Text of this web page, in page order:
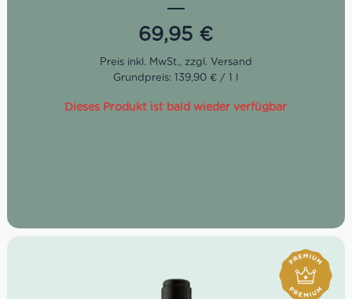
sehr hoch ist. Die Winter bleiben dank des Macaja milde
und alles wird erinnert, dass das warme Meer nicht weit
Im Geschmack ist der Macaja Gin reich mit Noten von
Zitrusfrüchten. Im Bukett entfalten sich auf natürliche Art
schrittweise die Aromen von 36 Pflanzen. Chinotto und
Erdbeerbaum verschmelzen mit den frischen und zarten
Noten von Kardamom, Wachholder und Salbei.
69,95 €
Grundpreis: 139,90 € / 1 l
Dieses Produkt ist bald wieder verfügbar